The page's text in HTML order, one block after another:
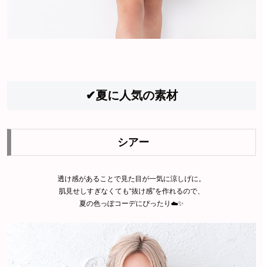
✔夏に人気の素材
シアー
透け感があることで見た目が一気に涼しげに。
肌見せしすぎなくても“抜け感”を作れるので、
夏の色っぽコーデにぴったり☁️✨